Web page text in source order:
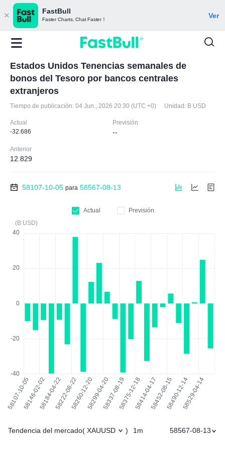
FastBull
Faster Charts, Chat Faster！ Ver
Estados Unidos Tenencias semanales de
bonos del Tesoro por bancos centrales
extranjeros
Tiempo de publicación: 04 Jun., 2026 20:30 (UTC +0) Unidad: B USD
Actual
-32.686
Previsión
--
Anterior
12.829
58107-10-05 para 58567-08-13
Actual
Previsión
(B USD)
Tendencia del mercado( XAUUSD ) 1m 58567-08-13